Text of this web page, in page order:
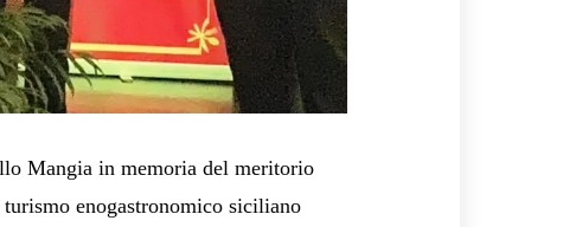
Mangia in memoria del meritorio
enogastronomico siciliano